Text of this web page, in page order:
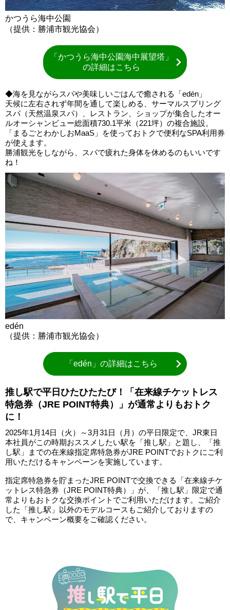
かつうら海中公園
（提供：勝浦市観光協会）
「かつうら海中公園海中展望塔」
の詳細はこちら
◆海を見ながらスパや美味しいごはんで癒される「edén」
天候に左右されず年間を通して楽しめる、サーマルスプリング
スパ（天然温泉スパ）、レストラン、ショップが集合したオー
ルオーシャンビュー総面積730.1平米（221坪）の複合施設。
「まるごとわかしおMaaS」を使っておトクで便利なSPA利用券
が使えます。
勝浦観光をしながら、スパで疲れた身体を休めるのもいいです
ね！
edén
（提供：勝浦市観光協会）
「edén」の詳細はこちら
推し駅で平日ひたひたたび！「在来線チケットレス
特急券（JRE POINT特典）」が通常よりもおトク
に！
2025年1月14日（火）～3月31日（月）の平日限定で、JR東日
本社員がこの時期おススメしたい駅を「推し駅」と題し、「推
し駅」までの在来線指定席特急券がJRE POINTでおトクにご利
用いただけるキャンペーンを実施しています。
指定席特急券を貯まったJRE POINTで交換できる「在来線チケ
ットレス特急券（JRE POINT特典）」が、「推し駅」限定で通
常よりもおトクな交換ポイントでご利用いただけます。ご紹介
した「推し駅」以外のモデルコースもご紹介しておりますの
で、キャンペーン概要をご確認ください。